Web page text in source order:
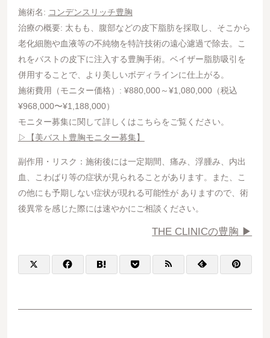
施術名: コンデンスリッチ豊胸
治療の概要: 太もも、腹部などの皮下脂肪を採取し、そこから
老化細胞や血液等の不純物を特許技術の遠心濾過で除去。こ
れをバストの皮下に注入する豊胸手術。ベイザー脂肪吸引を
併用することで、より美しいボディラインに仕上がる。
施術費用（モニター価格）: ¥880,000～¥1,080,000（税込
¥968,000〜¥1,188,000）
モニター募集に関して詳しくはこちらをご覧ください。
▷【美バスト豊胸モニター募集】
副作用・リスク：施術後には一定期間、痛み、浮腫み、内出
血、こわばり等の症状が見られることがあります。また、こ
の他にも予期しない症状が現れる可能性が ありますので、術
後異常を感じた際には速やかにご相談ください。
THE CLINICの豊胸 ▶︎